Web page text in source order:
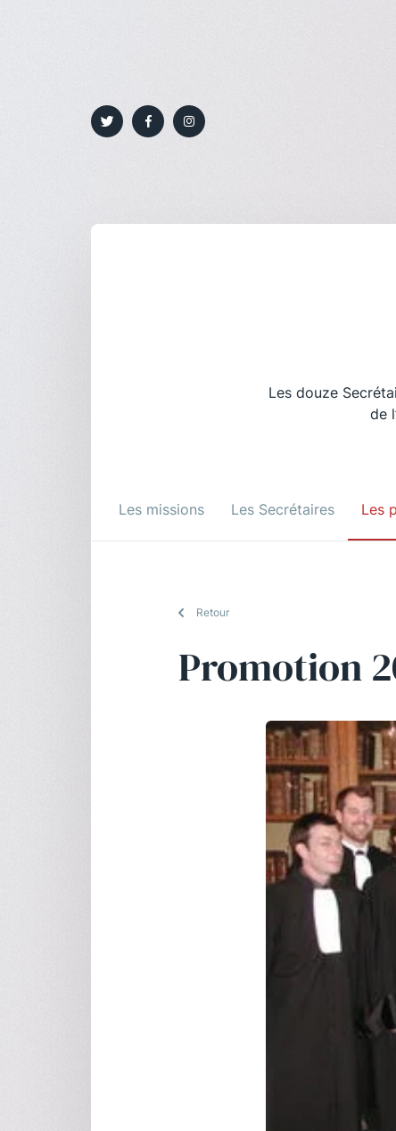
Les douze
de
Les missions Les Secrétaires Les
Retour
Promotion